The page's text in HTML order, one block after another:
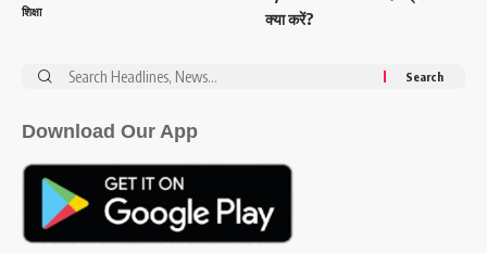
शिक्षा
क्या करें?
Search
Download Our App